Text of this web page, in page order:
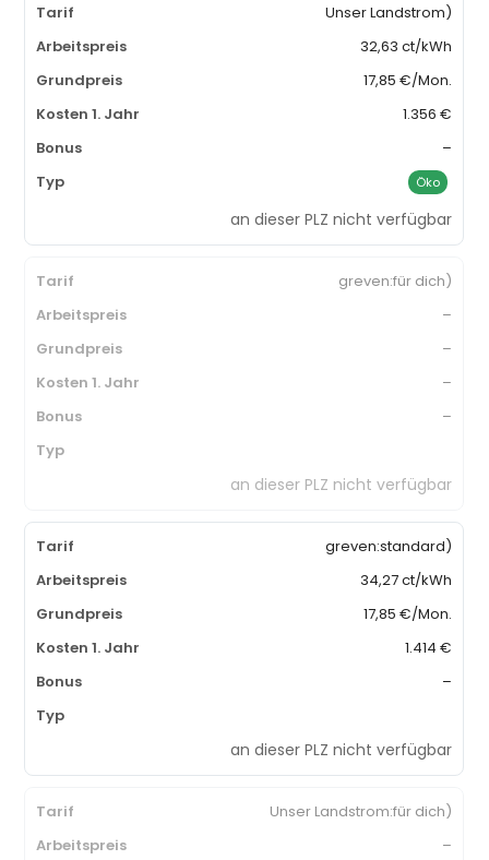
Unser Landstrom)
32,63 ct/kWh
17,85 €/Mon.
1.356 €
–
Öko
an dieser PLZ nicht verfügbar
greven:für dich)
–
–
–
–
an dieser PLZ nicht verfügbar
greven:standard)
34,27 ct/kWh
17,85 €/Mon.
1.414 €
–
an dieser PLZ nicht verfügbar
Unser Landstrom:für dich)
–